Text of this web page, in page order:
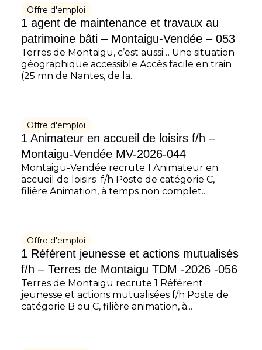
Offre d'emploi
1 agent de maintenance et travaux au
patrimoine bâti – Montaigu-Vendée – 053
Terres de Montaigu, c’est aussi… Une situation
géographique accessible Accès facile en train
(25 mn de Nantes, de la...
Offre d'emploi
1 Animateur en accueil de loisirs f/h –
Montaigu-Vendée MV-2026-044
Montaigu-Vendée recrute 1 Animateur en
accueil de loisirs f/h Poste de catégorie C,
filière Animation, à temps non complet...
Offre d'emploi
1 Référent jeunesse et actions mutualisés
f/h – Terres de Montaigu TDM -2026 -056
Terres de Montaigu recrute 1 Référent
jeunesse et actions mutualisées f/h Poste de
catégorie B ou C, filière animation, à...